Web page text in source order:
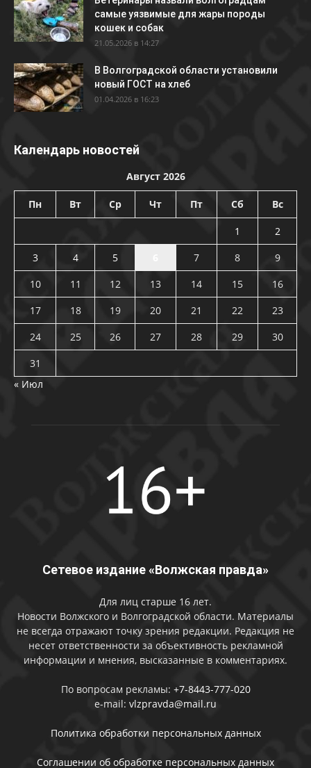
самые уязвимые для жары породы
кошек и собак
21.05.2026 в 14:27
В Волгоградской области установили
новый ГОСТ на хлеб
01.04.2026 в 16:23
Календарь новостей
Август 2026
Пн Вт Ср Чт Пт Сб Вс
1
2
3
4 5 7 8
9
10
11 12 13 14 15
16
17
18 19 20 21 22
23
24
25 26 27 28 29
30
31
« Июл
Сетевое издание «Волжская правда»
Для лиц старше 16 лет.
Новости Волжского и Волгоградской области. Материалы
не всегда отражают точку зрения редакции. Редакция не
несет ответственности за объективность рекламной
информации и мнения, высказанные в комментариях.
По вопросам рекламы: +7-8443-777-020
e-mail: vlzpravda@mail.ru
Политика обработки персональных данных
Соглашении об обработке персональных данных